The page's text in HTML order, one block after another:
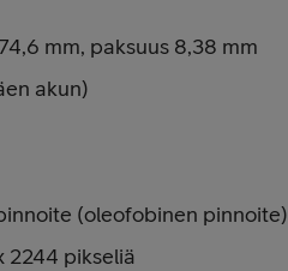
mm, paksuus 8,38 mm
akun)
(oleofobinen pinnoite)
2244 pikseliä